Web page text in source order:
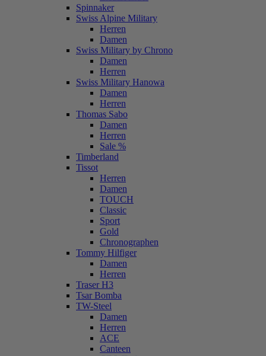
Spinnaker
Swiss Alpine Military
Herren
Damen
Swiss Military by Chrono
Damen
Herren
Swiss Military Hanowa
Damen
Herren
Thomas Sabo
Damen
Herren
Sale %
Timberland
Tissot
Herren
Damen
TOUCH
Classic
Sport
Gold
Chronographen
Tommy Hilfiger
Damen
Herren
Traser H3
Tsar Bomba
TW-Steel
Damen
Herren
ACE
Canteen